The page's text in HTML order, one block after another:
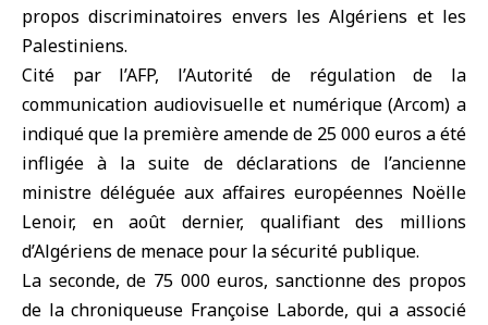
propos discriminatoires envers les Algériens et les
Palestiniens.
Cité par l’AFP, l’Autorité de régulation de la
communication audiovisuelle et numérique (Arcom) a
indiqué que la première amende de 25 000 euros a été
infligée à la suite de déclarations de l’ancienne
ministre déléguée aux affaires européennes Noëlle
Lenoir, en août dernier, qualifiant des millions
d’Algériens de menace pour la sécurité publique.
La seconde, de 75 000 euros, sanctionne des propos
de la chroniqueuse Françoise Laborde, qui a associé